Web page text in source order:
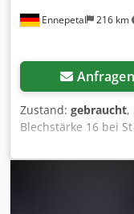
Ennepetal 216 km
Anfragen
Zustand: gebraucht,
Blechstärke 16 bei
Anschlaglänge
600 mm
Nccofx Am Aea
Hinteranschlag -